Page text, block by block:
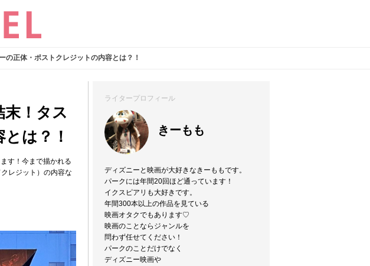
の正体・ポストクレジットの内容とは？！
末！タス
は？！
す！今まで描かれる
レジット）の内容な
ライタープロフィール
きーもも
ディズニーと映画が大好きなきーももです。
パークには年間20回ほど通っています！
イクスピアリも大好きです。
年間300本以上の作品を見ている
映画オタクでもあります♡
映画のことならジャンルを
問わず任せてください！
パークのことだけでなく
ディズニー映画や